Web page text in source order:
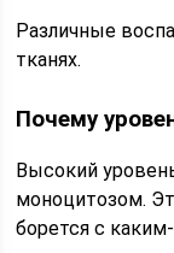
Различные
тканях.
Почему
Высокий
моноцитозом.
борется с